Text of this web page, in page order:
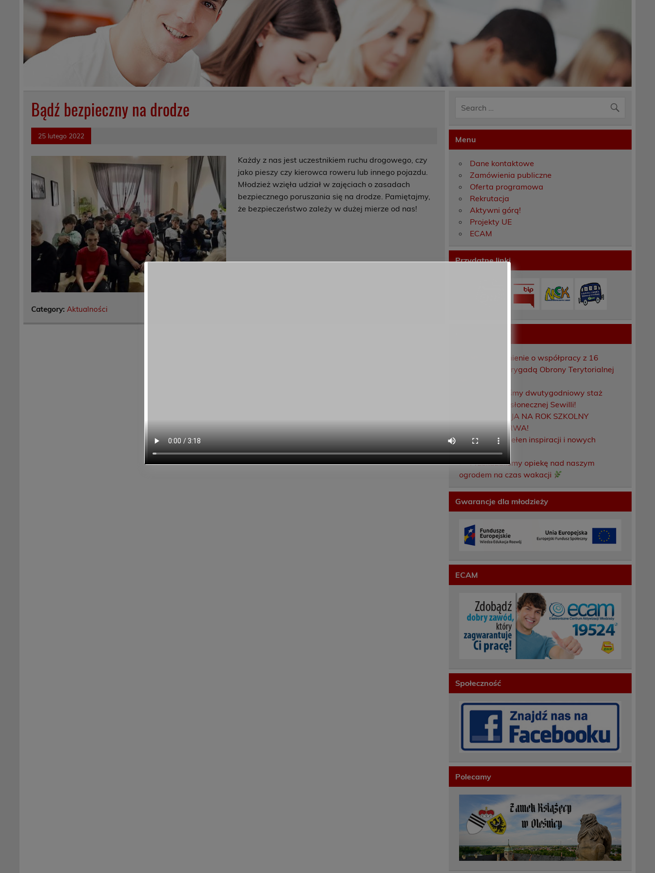
Bądź bezpieczny na drodze
25 lutego 2022
Każdy z nas jest uczestnikiem ruchu drogowego, czy
jako pieszy czy kierowca roweru lub innego pojazdu.
Młodzież wzięła udział w zajęciach o zasadach
bezpiecznego poruszania się na drodze. Pamiętajmy,
że bezpieczeństwo zależy w dużej mierze od nas!
Category: Aktualności
Menu
Dane kontaktowe
Zamówienia publiczne
Oferta programowa
Rekrutacja
Aktywni górą!
Projekty UE
ECAM
Przydatne linki
Porozumienie o współpracy z 16
Dolnośląską Brygadą Obrony Terytorialnej
Zakończyliśmy dwutygodniowy staż
zawodowy w słonecznej Sewilli!
REKRUTACJA NA ROK SZKOLNY
2026/2027 TRWA!
Weekend pełen inspiracji i nowych
doświadczeń!
Przekazaliśmy opiekę nad naszym
ogrodem na czas wakacji
Gwarancje dla młodzieży
ECAM
Społeczność
Polecamy
✕